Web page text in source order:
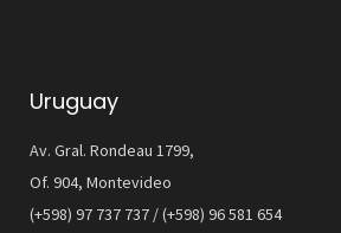
Uruguay
Av. Gral. Rondeau 1799,
Of. 904, Montevideo
(+598) 97 737 737 / (+598) 96 581 654